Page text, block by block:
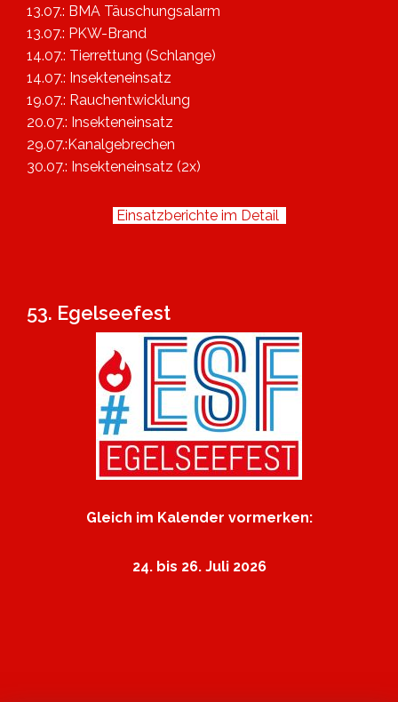
13.07.: BMA Täuschungsalarm
13.07.: PKW-Brand
14.07.: Tierrettung (Schlange)
14.07.: Insekteneinsatz
19.07.: Rauchentwicklung
20.07.: Insekteneinsatz
29.07.:Kanalgebrechen
30.07.: Insekteneinsatz (2x)
Einsatzberichte im Detail
53. Egelseefest
Gleich im Kalender vormerken:
24. bis 26. Juli 2026